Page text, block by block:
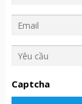
c
ầ
Captcha